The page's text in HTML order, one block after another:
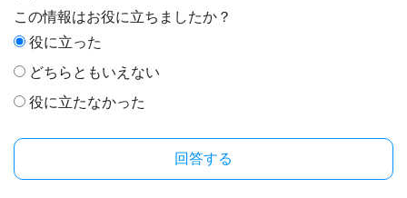
この情報はお役に立ちましたか？
役に立った
どちらともいえない
役に立たなかった